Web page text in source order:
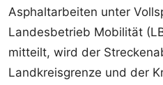
Asphaltarbeiten unter
Landesbetrieb Mobilität
mitteilt, wird der
Landkreisgrenze und der